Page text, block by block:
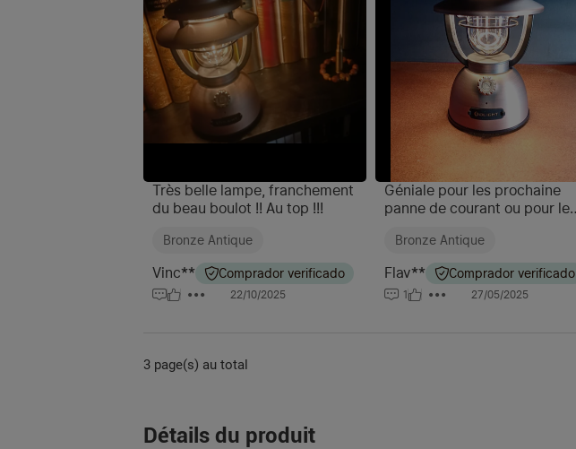
Très belle lampe, franchement
du beau boulot !! Au top !!!
Bronze Antique
Vinc** Comprador verificado
22/10/2025
Géniale pour les prochaine
panne de courant ou pour le
Bronze Antique
Flav** Comprador verificado
1 27/05/2025
3 page(s) au total
Détails du produit